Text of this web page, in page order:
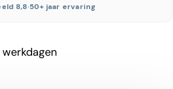
8,8·50+ jaar ervaring